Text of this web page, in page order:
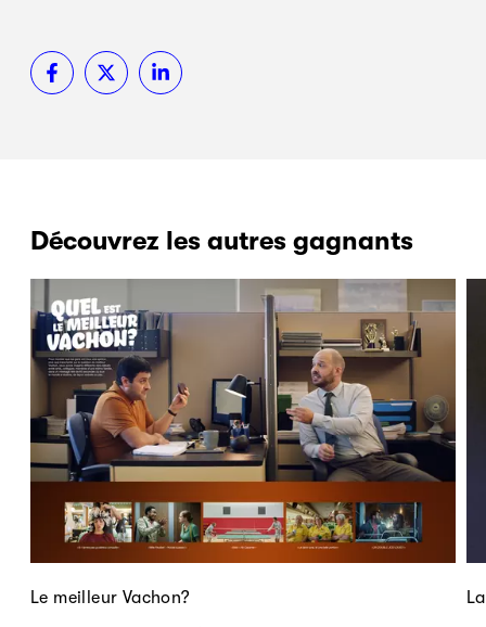
Découvrez les autres gagnants
Le meilleur Vachon?